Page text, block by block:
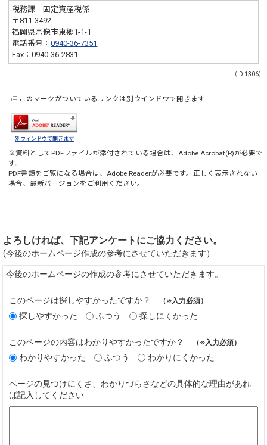
税務課 固定資産税係
〒811-3492
福岡県宗像市東郷1-1-1
電話番号：0940-36-7351
Fax：0940-36-2831
（ID:1306）
このマークがついているリンクは別ウインドウで開きます
別ウィンドウで開きます
※資料としてPDFファイルが添付されている場合は、Adobe Acrobat(R)が必要で
す。
PDF書類をご覧になる場合は、Adobe Readerが必要です。正しく表示されない
場合、最新バージョンをご利用ください。